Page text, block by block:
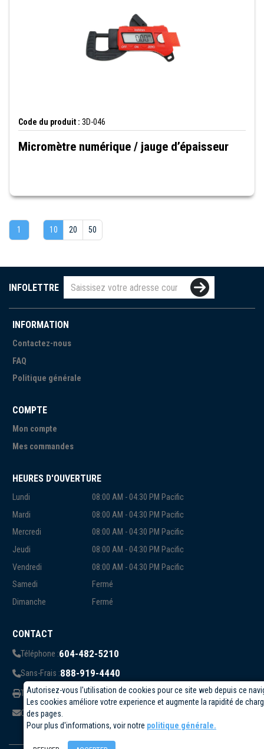
Autorisez-vous l'utilisation de cookies pour ce site web depuis ce
Les cookies améliore votre experience et augmente la rapidité de
des pages.
Pour plus d'informations, voir notre politique générale.
Code du produit : 3D-046
Micromètre numérique / jauge d’épaisseur
1 10 20 50
INFOLETTRE
INFORMATION
Contactez-nous
FAQ
Politique générale
COMPTE
Mon compte
Mes commandes
HEURES D'OUVERTURE
Lundi
08:00 AM - 04:30 PM Pacific
Mardi
08:00 AM - 04:30 PM Pacific
Mercredi
08:00 AM - 04:30 PM Pacific
Jeudi
08:00 AM - 04:30 PM Pacific
Vendredi
08:00 AM - 04:30 PM Pacific
Samedi
Fermé
Dimanche
Fermé
CONTACT
Téléphone :604-482-5210
Sans-Frais :888-919-4440
Télécopieur:819-823-1006
Courriel:info@circuittest.com